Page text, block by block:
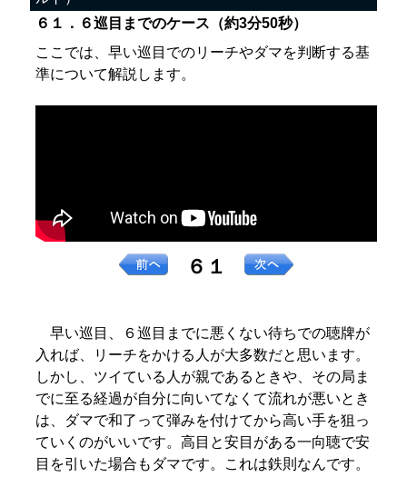
６１．６巡目までのケース（約3分50秒）
ここでは、早い巡目でのリーチやダマを判断する基
準について解説します。
６１
早い巡目、６巡目までに悪くない待ちでの聴牌が
入れば、リーチをかける人が大多数だと思います。
しかし、ツイている人が親であるときや、その局ま
でに至る経過が自分に向いてなくて流れが悪いとき
は、ダマで和了って弾みを付けてから高い手を狙っ
ていくのがいいです。高目と安目がある一向聴で安
目を引いた場合もダマです。これは鉄則なんです。